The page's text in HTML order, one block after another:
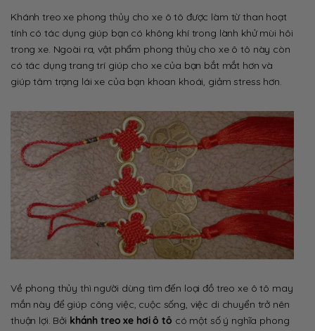
Khánh treo xe phong thủy cho xe ô tô được làm từ than hoạt
tính có tác dụng giúp bạn có không khí trong lành khử mùi hôi
trong xe. Ngoài ra, vật phẩm phong thủy cho xe ô tô này còn
có tác dụng trang trí giúp cho xe của bạn bắt mắt hơn và
giúp tâm trạng lái xe của bạn khoan khoái, giảm stress hơn.
Về phong thủy thì người dùng tìm đến loại đồ treo xe ô tô may
mắn này để giúp công việc, cuộc sống, việc di chuyển trở nên
thuận lợi. Bởi khánh treo xe hơi ô tô có một số ý nghĩa phong